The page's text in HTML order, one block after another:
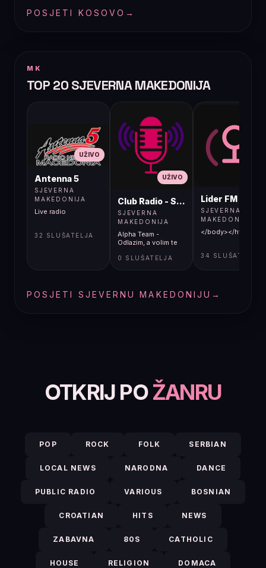
POSJETI KOSOVO →
MK
TOP 20 SJEVERNA MAKEDONIJA
UŽIVO
Antenna 5
SJEVERNA
MAKEDONIJA
Live radio
32 SLUŠATELJA
UŽIVO
Club Radio - Skopje, Mcedonia
SJEVERNA
MAKEDONIJA
Alpha Team -
Odlazim, a volim te
0 SLUŠATELJA
Lider FM 107,4
SJEVERNA
MAKEDONIJA
</body></html>
34 SLUŠATELJA
POSJETI SJEVERNU MAKEDONIJU →
OTKRIJ POŽANRU
POP ROCK FOLK SERBIAN
LOCAL NEWS NARODNA DANCE
PUBLIC RADIO VARIOUS BOSNIAN
CROATIAN HITS NEWS
ZABAVNA 80S CATHOLIC
HOUSE RELIGION DOMACA